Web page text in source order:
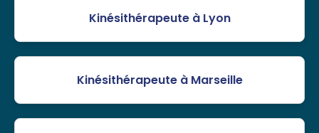
Kinésithérapeute à Lyon
Kinésithérapeute à Marseille